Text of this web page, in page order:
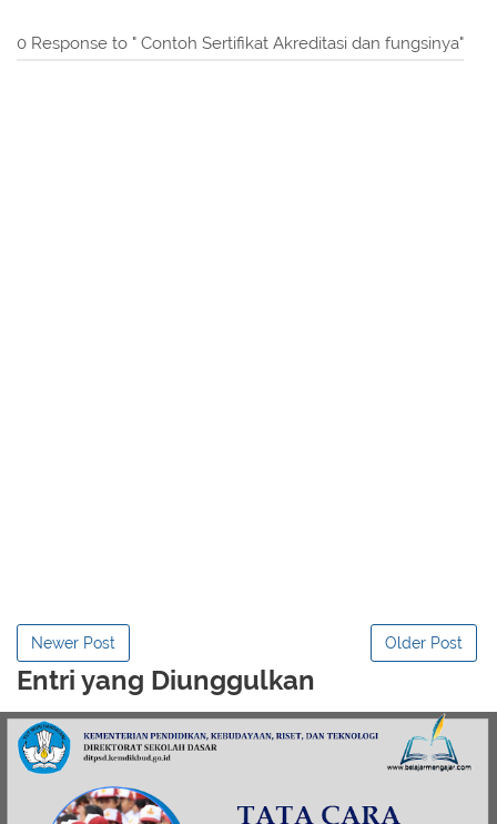
0 Response to " Contoh Sertifikat Akreditasi dan fungsinya"
Newer Post Older Post
Entri yang Diunggulkan